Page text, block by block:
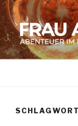
Zum
Inhalt
springen
FRAU
Abenteuer im